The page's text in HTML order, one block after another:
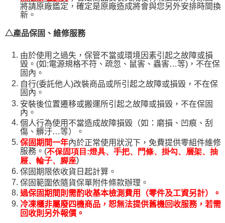
將請原廠鑑定，確定是原廠造成將會與您另外安排時間換
新。
△產品保固、維修服務
由於使用之過失，保管不當或環境因素引起之故障或損
毀。(如:電源規格不符、疏忽、鼠害、蟲害…等)，不在保
固內。
自行(委託他人)改裝商品或所引起之故障或損毀，不在保
固內。
安裝後位置遷移或搬運所引起之故障或損毀，不在保固
內。
個人行為使用不當造成故障損毀（如：磨損、凹痕、刮
傷、髒汙…等）。
保固期間一年內於正常使用狀況下，免費提供零組件維修
服務。(不保固項目:燈具、手把、門條、掛勾、層架、抽
屜、輪子、腳座)
保固期限依收貨日起計算。
保固範圍依隨貨保單附件條款辦理。
過保固期間則需酌收基本檢測費用（零件及工資另計）。
冷凍櫃非屬廢四機商品，恕無法提供舊機回收服務，若需
回收則另外報價。